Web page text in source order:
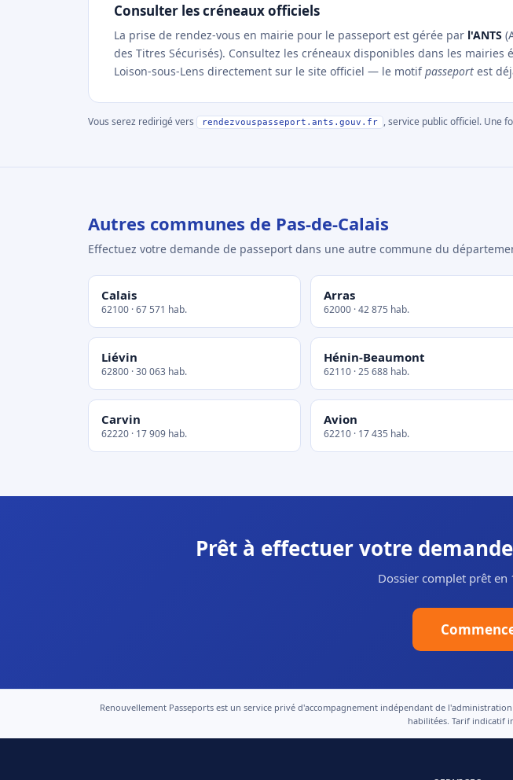
Consulter les créneaux officiels
La prise de rendez-vous en mairie pour le passeport est gérée par l'ANTS
des Titres Sécurisés). Consultez les créneaux disponibles dans les mairies
Loison-sous-Lens directement sur le site officiel — le motifpasseport est
Vous serez redirigé vers rendezvouspasseport.ants.gouv.fr , service public officiel. Une
Autres communes de Pas-de-Calais
Effectuez votre demande de passeport dans une autre commune du
Calais
62100 · 67 571 hab.
Arras
62000 · 42 875 hab.
Liévin
62800 · 30 063 hab.
Hénin-Beaumont
62110 · 25 688 hab.
Carvin
62220 · 17 909 hab.
Avion
62210 · 17 435 hab.
Prêt à effectuer votre
Dossier complet prêt en
Renouvellement Passeports est un service privé d'accompagnement indépendant de
habilitées. Tarif indicatif